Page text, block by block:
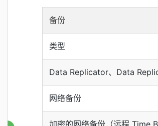
备份
类型
Data Replicator、Data
网络备份
加密的网络备份（远程 Time